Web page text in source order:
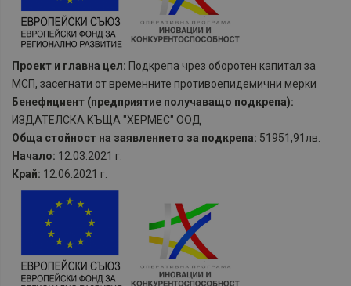
Проект и главна цел: Подкрепа чрез оборотен капитал за
МСП, засегнати от временните противоепидемични мерки
Бенефициент (предприятие получаващо подкрепа):
ИЗДАТЕЛСКА КЪЩА "ХЕРМЕС" ООД
Обща стойност на заявлението за подкрепа: 51951,91лв.
Начало: 12.03.2021 г.
Край: 12.06.2021 г.